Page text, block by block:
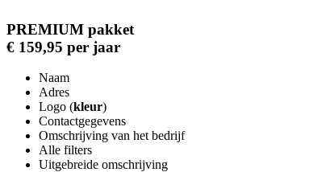
PREMIUM pakket
€ 159,95 per jaar
Naam
Adres
Logo (kleur)
Contactgegevens
Omschrijving van het bedrijf
Alle filters
Uitgebreide omschrijving